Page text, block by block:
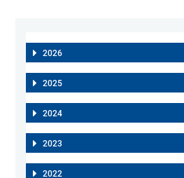
2026
2025
2024
2023
2022